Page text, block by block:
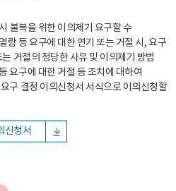
불복을 위한 이의제기 요구할 수
람 등 요구에 대한 연기 또는 거절 시, 요구
거절의 정당한 사유 및 이의제기 방법
요구에 대한 거절 등 조치에 대하여
구 결정 이의신청서 서식으로 이의신청할
신청서